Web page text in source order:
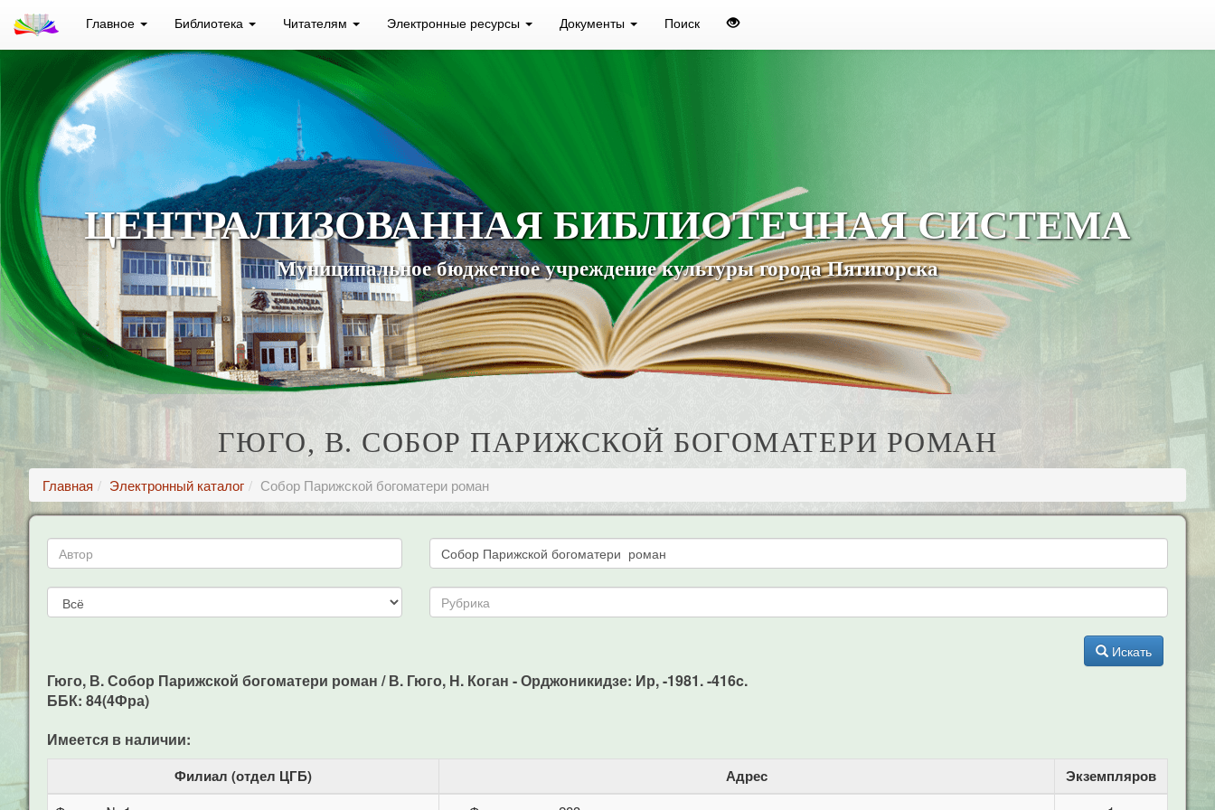
Главное Библиотека Читателям Электронные ресурсы Документы Поиск
ЦЕНТРАЛИЗОВАННАЯ БИБЛИОТЕЧНАЯ СИСТЕМА
Муниципальное бюджетное учреждение культуры города Пятигорска
ГЮГО, В. СОБОР ПАРИЖСКОЙ БОГОМАТЕРИ РОМАН
Главная Электронный каталог Собор Парижской богоматери роман
Искать
Гюго, В. Собор Парижской богоматери роман / В. Гюго, Н. Коган - Орджоникидзе: Ир, -1981. -416c.
ББК: 84(4Фра)
Имеется в наличии:
Филиал (отдел ЦГБ) Адрес Экземпляров